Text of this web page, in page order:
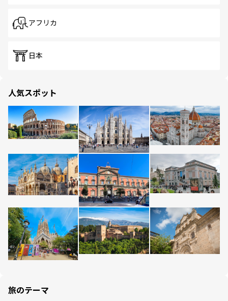
アフリカ
日本
人気スポット
旅のテーマ